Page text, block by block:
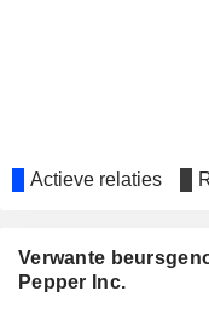
Actieve relaties
Verwante
Pepper Inc.